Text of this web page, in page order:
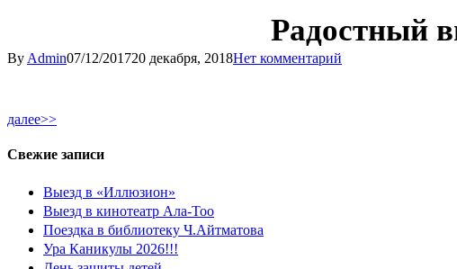
Радостный
By Admin07/12/201720 декабря, 2018Нет комментарий
далее>>
Свежие записи
Выезд в «Иллюзион»
Выезд в кинотеатр Ала-Тоо
Поездка в библиотеку Ч.Айтматова
Ура Каникулы 2026!!!